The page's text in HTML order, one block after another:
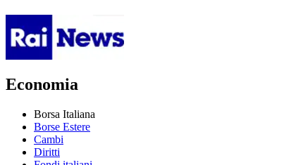
Economia
Borsa Italiana
Borse Estere
Cambi
Diritti